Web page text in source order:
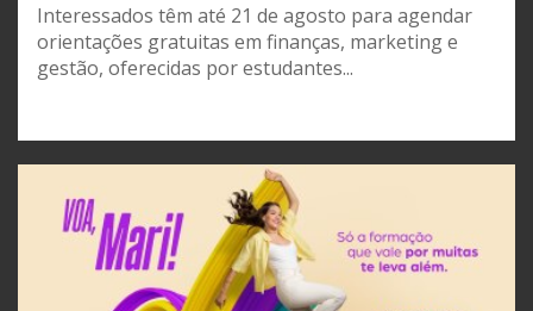
Interessados têm até 21 de agosto para agendar
orientações gratuitas em finanças, marketing e
gestão, oferecidas por estudantes...